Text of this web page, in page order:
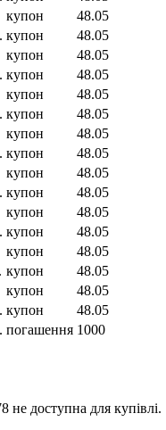
купон
48.05
купон
48.05
купон
48.05
купон
48.05
купон
48.05
купон
48.05
купон
48.05
купон
48.05
купон
48.05
купон
48.05
купон
48.05
купон
48.05
купон
48.05
купон
48.05
купон
48.05
купон
48.05
погашення 1000
не доступна для купівлі.